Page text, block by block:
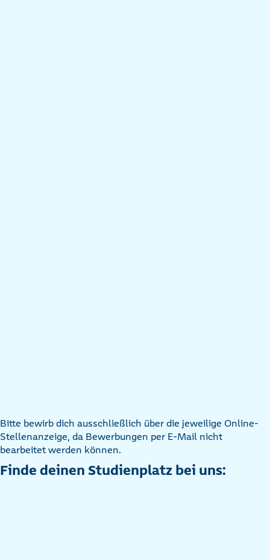
Bitte bewirb dich ausschließlich über die jeweilige Online-
Stellenanzeige, da Bewerbungen per E-Mail nicht
bearbeitet werden können.
Finde deinen Studienplatz bei uns: